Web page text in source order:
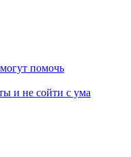
помочь
и не сойти с ума